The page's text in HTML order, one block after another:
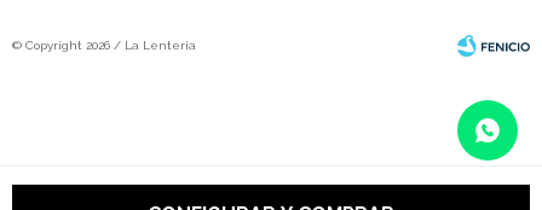
© Copyright 2026 / La Lenteria